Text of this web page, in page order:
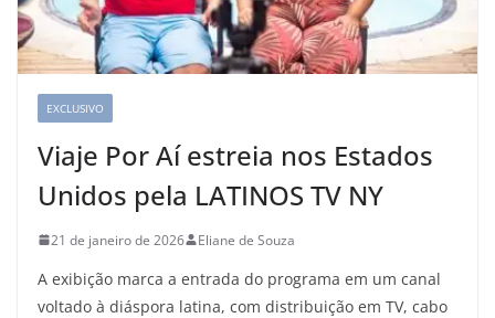
EXCLUSIVO
Viaje Por Aí estreia nos Estados
Unidos pela LATINOS TV NY
21 de janeiro de 2026 Eliane de Souza
A exibição marca a entrada do programa em um canal
voltado à diáspora latina, com distribuição em TV, cabo